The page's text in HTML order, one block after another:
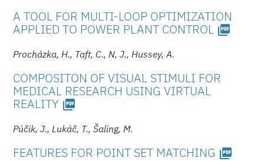
A TOOL FOR MULTI-LOOP OPTIMIZATION
APPLIED TO POWER PLANT CONTROL picture_as_pdf
Procházka, H., Taft, C., N, J., Hussey, A.
COMPOSITON OF VISUAL STIMULI FOR
MEDICAL RESEARCH USING VIRTUAL
REALITY picture_as_pdf
Púčik, J., Lukáč, T., Šaling, M.
FEATURES FOR POINT SET MATCHING picture_as_pdf